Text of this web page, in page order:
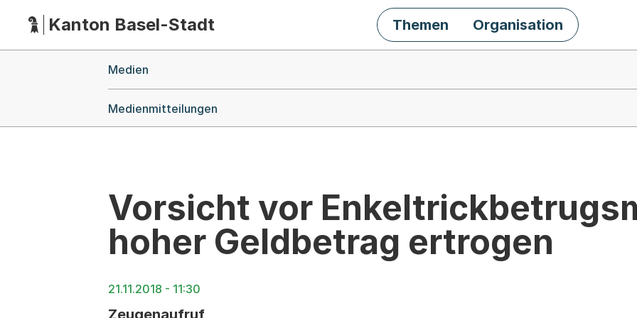
HauptnavigationKanton Basel-Stadt Themen Organisation
Medien
Medienmitteilungen
Vorsicht vor
hoher Geldbetrag ertrogen
21.11.2018 - 11:30
Zeugenaufruf